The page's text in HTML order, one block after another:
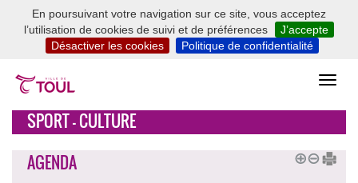
En poursuivant votre navigation sur ce site, vous acceptez
l’utilisation de cookies de suivi et de préférences
J’accepte
Désactiver les cookies
Politique de confidentialité
SPORT - CULTURE
AGENDA